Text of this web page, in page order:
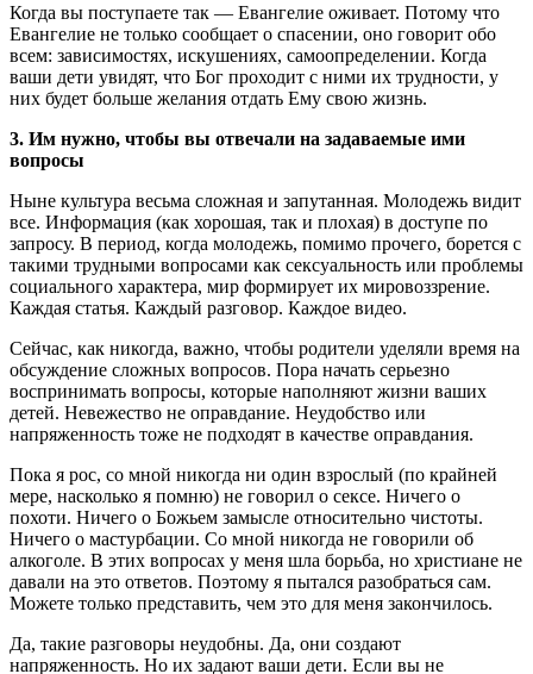
Когда вы поступаете так — Евангелие оживает. Потому что
Евангелие не только сообщает о спасении, оно говорит обо
всем: зависимостях, искушениях, самоопределении. Когда
ваши дети увидят, что Бог проходит с ними их трудности, у
них будет больше желания отдать Ему свою жизнь.
3. Им нужно, чтобы вы отвечали на задаваемые ими
вопросы
Ныне культура весьма сложная и запутанная. Молодежь видит
все. Информация (как хорошая, так и плохая) в доступе по
запросу. В период, когда молодежь, помимо прочего, борется с
такими трудными вопросами как сексуальность или проблемы
социального характера, мир формирует их мировоззрение.
Каждая статья. Каждый разговор. Каждое видео.
Сейчас, как никогда, важно, чтобы родители уделяли время на
обсуждение сложных вопросов. Пора начать серьезно
воспринимать вопросы, которые наполняют жизни ваших
детей. Невежество не оправдание. Неудобство или
напряженность тоже не подходят в качестве оправдания.
Пока я рос, со мной никогда ни один взрослый (по крайней
мере, насколько я помню) не говорил о сексе. Ничего о
похоти. Ничего о Божьем замысле относительно чистоты.
Ничего о мастурбации. Со мной никогда не говорили об
алкоголе. В этих вопросах у меня шла борьба, но христиане не
давали на это ответов. Поэтому я пытался разобраться сам.
Можете только представить, чем это для меня закончилось.
Да, такие разговоры неудобны. Да, они создают
напряженность. Но их задают ваши дети. Если вы не